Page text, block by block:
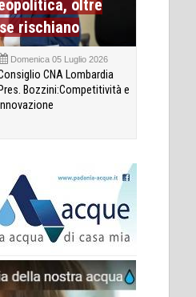
oltre
rischiano
Domenica 05 Luglio 2026
CNA Lombardia
Pres. Bozzini:Competitività e